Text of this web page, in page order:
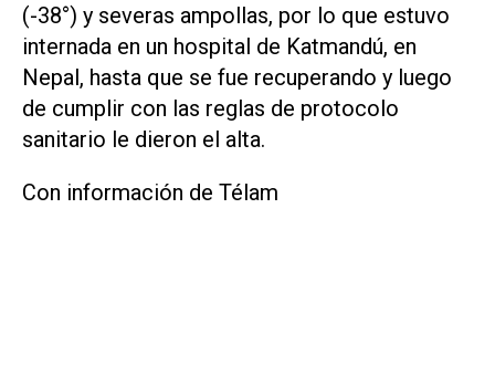
(-38°) y severas ampollas, por lo que estuvo
internada en un hospital de Katmandú, en
Nepal, hasta que se fue recuperando y luego
de cumplir con las reglas de protocolo
sanitario le dieron el alta.
Con información de Télam